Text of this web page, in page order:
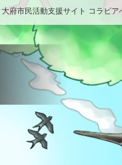
大府市民活動支援サイト コラビア